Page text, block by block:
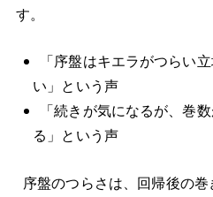
す。
「序盤はキエラがつらい
い」という声
「続きが気になるが、巻
る」という声
序盤のつらさは、回帰後の